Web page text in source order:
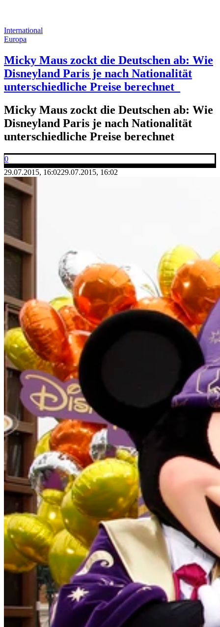
International
Europa
Micky Maus zockt die Deutschen ab: Wie
Disneyland Paris je nach Nationalität
unterschiedliche Preise berechnet
Micky Maus zockt die Deutschen ab: Wie
Disneyland Paris je nach Nationalität
unterschiedliche Preise berechnet
0
29.07.2015, 16:0229.07.2015, 16:02